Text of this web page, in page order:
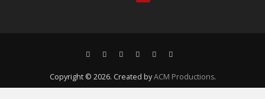
Copyright © 2026. Created byACM Productions.